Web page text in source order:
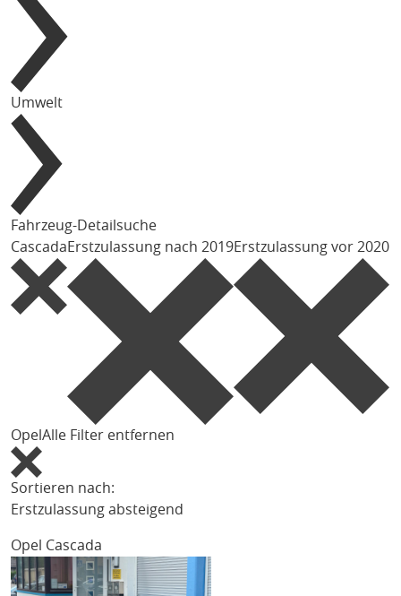
Umwelt
Fahrzeug-Detailsuche
CascadaErstzulassung nach 2019Erstzulassung vor 2020
OpelAlle Filter entfernen
Sortieren nach:
Erstzulassung absteigend
Opel Cascada